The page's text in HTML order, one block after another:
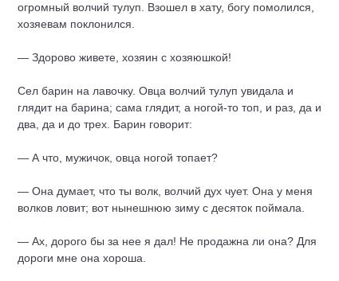
огромный волчий тулуп. Взошел в хату, богу помолился,
хозяевам поклонился.
— Здорово живете, хозяин с хозяюшкой!
Сел барин на лавочку. Овца волчий тулуп увидала и
глядит на барина; сама глядит, а ногой-то топ, и раз, да и
два, да и до трех. Барин говорит:
— А что, мужичок, овца ногой топает?
— Она думает, что ты волк, волчий дух чует. Она у меня
волков ловит; вот нынешнюю зиму с десяток поймала.
— Ах, дорого бы за нее я дал! Не продажна ли она? Для
дороги мне она хороша.